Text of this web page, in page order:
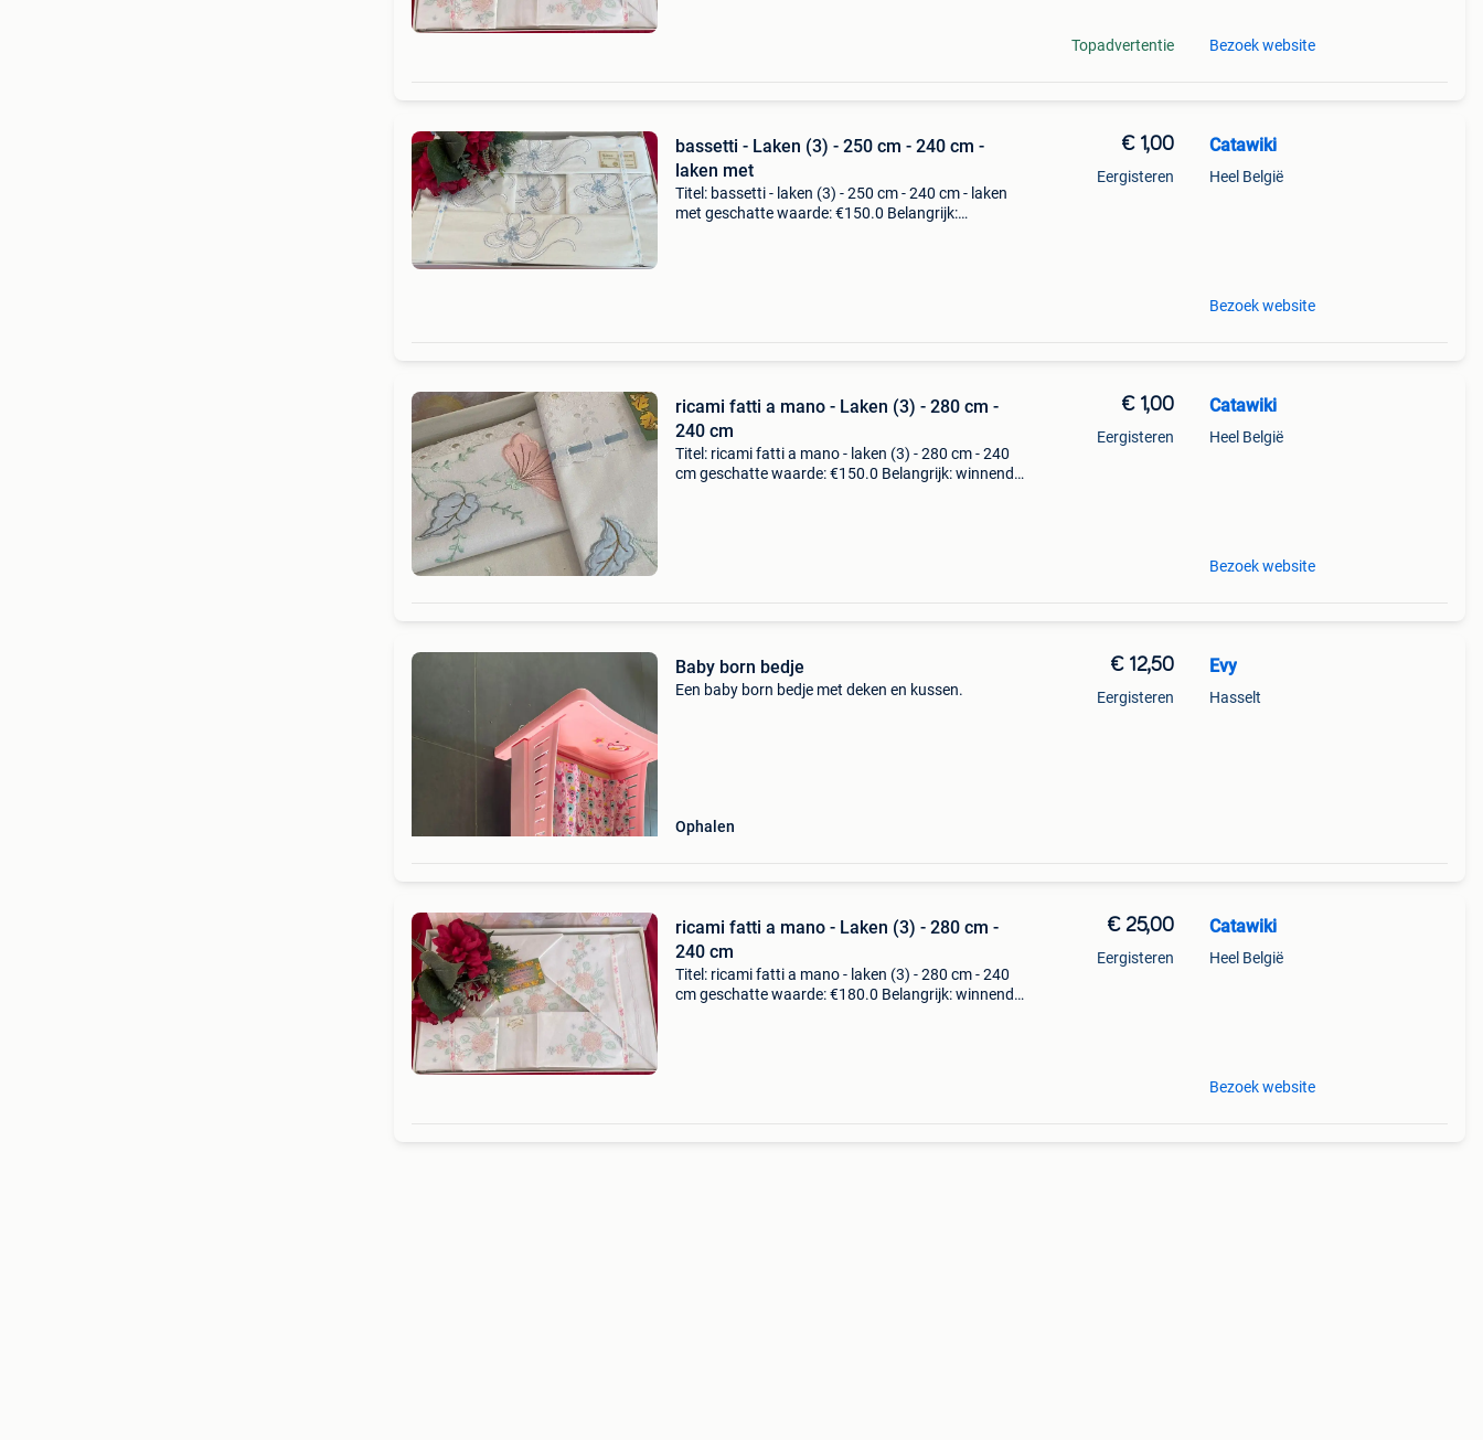
Topadvertentie Bezoek website
bassetti - Laken (3) - 250 cm - 240 cm -
laken met
Titel: bassetti - laken (3) - 250 cm - 240 cm - laken
met geschatte waarde: €150.0 Belangrijk:
€ 1,00
Eergisteren
Catawiki
Heel België
Bezoek website
ricami fatti a mano - Laken (3) - 280 cm -
240 cm
Titel: ricami fatti a mano - laken (3) - 280 cm - 240
cm geschatte waarde: €150.0 Belangrijk: winnende
€ 1,00
Eergisteren
Catawiki
Heel België
Bezoek website
Baby born bedje
Een baby born bedje met deken en kussen.
Ophalen
€ 12,50
Eergisteren
Evy
Hasselt
ricami fatti a mano - Laken (3) - 280 cm -
240 cm
Titel: ricami fatti a mano - laken (3) - 280 cm - 240
cm geschatte waarde: €180.0 Belangrijk: winnende
€ 25,00
Eergisteren
Catawiki
Heel België
Bezoek website